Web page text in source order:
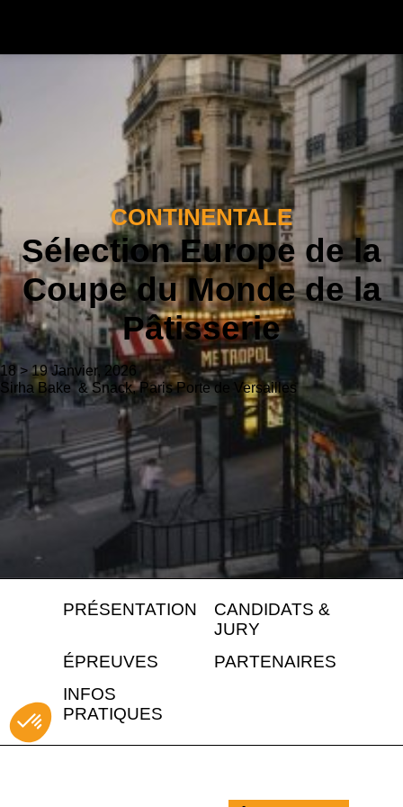
CONTINENTALE
Sélection Europe de la
Coupe du Monde de la
Pâtisserie
18 > 19 Janvier, 2026
Sirha Bake & Snack, Paris Porte de Versailles
PRÉSENTATION
CANDIDATS &
JURY
ÉPREUVES
PARTENAIRES
INFOS
PRATIQUES